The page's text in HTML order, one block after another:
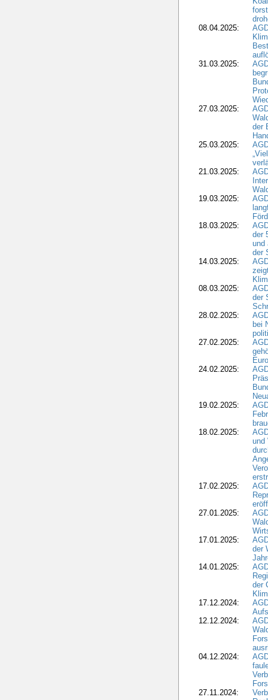
08.04.2025:
31.03.2025:
27.03.2025:
der
25.03.2025:
21.03.2025:
19.03.2025:
18.03.2025:
der
und
der
14.03.2025:
08.03.2025:
der
28.02.2025:
bei
27.02.2025:
24.02.2025:
19.02.2025:
18.02.2025:
und
17.02.2025:
27.01.2025:
17.01.2025:
der
14.01.2025:
der
17.12.2024:
12.12.2024:
04.12.2024:
27.11.2024: